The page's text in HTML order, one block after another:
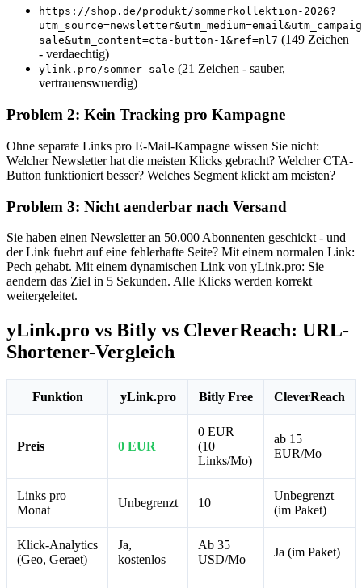
https://shop.de/produkt/sommerkollektion-2026?
sale&utm_content=cta-button-1&ref=nl7 (149 Zeichen
- verdaechtig)
ylink.pro/sommer-sale (21 Zeichen - sauber,
vertrauenswuerdig)
Problem 2: Kein Tracking pro Kampagne
Ohne separate Links pro E-Mail-Kampagne wissen Sie nicht:
Welcher Newsletter hat die meisten Klicks gebracht? Welcher CTA-
Button funktioniert besser? Welches Segment klickt am meisten?
Problem 3: Nicht aenderbar nach Versand
Sie haben einen Newsletter an 50.000 Abonnenten geschickt - und
der Link fuehrt auf eine fehlerhafte Seite? Mit einem normalen Link:
Pech gehabt. Mit einem dynamischen Link von yLink.pro: Sie
aendern das Ziel in 5 Sekunden. Alle Klicks werden korrekt
weitergeleitet.
yLink.pro vs Bitly vs CleverReach: URL-
Shortener-Vergleich
Funktion yLink.pro Bitly Free CleverReach
Preis 0 EUR
0 EUR
(10
Links/Mo)
ab 15
EUR/Mo
Links pro
Monat
Unbegrenzt 10
Unbegrenzt
(im Paket)
Klick-Analytics
(Geo, Geraet)
Ja,
kostenlos
Ab 35
USD/Mo
Ja (im Paket)